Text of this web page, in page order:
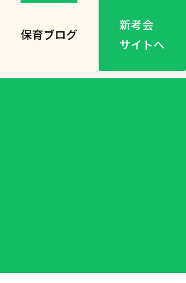
保育ブログ
新考会
サイトへ